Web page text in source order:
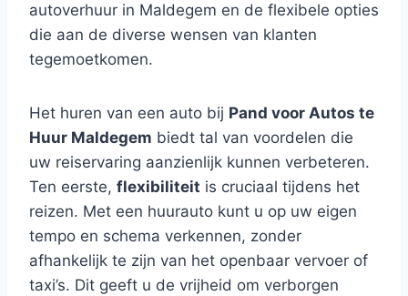
autoverhuur in Maldegem en de flexibele opties
die aan de diverse wensen van klanten
tegemoetkomen.
Het huren van een auto bij Pand voor Autos te
Huur Maldegem biedt tal van voordelen die
uw reiservaring aanzienlijk kunnen verbeteren.
Ten eerste, flexibiliteit is cruciaal tijdens het
reizen. Met een huurauto kunt u op uw eigen
tempo en schema verkennen, zonder
afhankelijk te zijn van het openbaar vervoer of
taxi’s. Dit geeft u de vrijheid om verborgen